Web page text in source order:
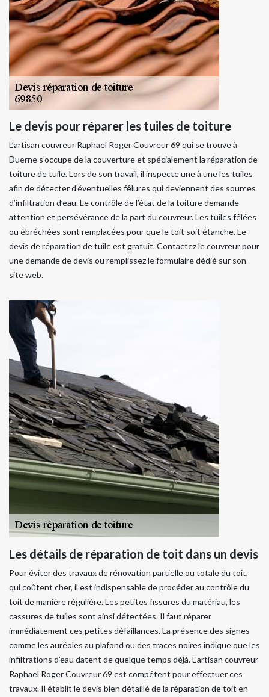
Le devis pour réparer les tuiles de toiture
L’artisan couvreur Raphael Roger Couvreur 69 qui se trouve à
Duerne s’occupe de la couverture et spécialement la réparation de
toiture de tuile. Lors de son travail, il inspecte une à une les tuiles
afin de détecter d’éventuelles fêlures qui deviennent des sources
d’infiltration d’eau. Le contrôle de l’état de la toiture demande
attention et persévérance de la part du couvreur. Les tuiles fêlées
ou ébréchées sont remplacées pour que le toit soit étanche. Le
devis de réparation de tuile est gratuit. Contactez le couvreur pour
une demande de devis ou remplissez le formulaire dédié sur son
site web.
Les détails de réparation de toit dans un devis
Pour éviter des travaux de rénovation partielle ou totale du toit,
qui coûtent cher, il est indispensable de procéder au contrôle du
toit de manière régulière. Les petites fissures du matériau, les
cassures de tuiles sont ainsi détectées. Il faut réparer
immédiatement ces petites défaillances. La présence des signes
comme les auréoles au plafond ou des traces noires indique que les
infiltrations d’eau datent de quelque temps déjà. L’artisan couvreur
Raphael Roger Couvreur 69 est compétent pour effectuer ces
travaux. Il établit le devis bien détaillé de la réparation de toit en